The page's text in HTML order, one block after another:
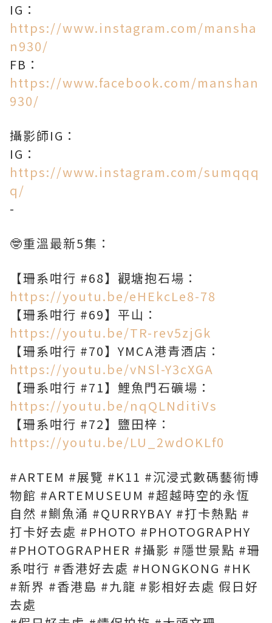
IG：
https://www.instagram.com/mansha
n930/
FB：
https://www.facebook.com/manshan
930/​
攝影師IG：
IG：
https://www.instagram.com/sumqqq
q/
-
🤓重溫最新5集：
【珊系咁行 #68】觀塘抱石場：
https://youtu.be/eHEkcLe8-78
【珊系咁行 #69】平山：
https://youtu.be/TR-rev5zjGk
【珊系咁行 #70】YMCA港青酒店：
https://youtu.be/vNSl-Y3cXGA
【珊系咁行 #71】鯉魚門石礦場：
https://youtu.be/nqQLNditiVs
【珊系咁行 #72】鹽田梓：
https://youtu.be/LU_2wdOKLf0
#ARTEM #展覽 #K11 #沉浸式數碼藝術博
物館 #ARTEMUSEUM #超越時空的永恆
自然 #鰂魚涌 #QURRYBAY #打卡熱點 #
打卡好去處 #PHOTO #PHOTOGRAPHY
#PHOTOGRAPHER #攝影 ​#隱世景點​​​​​​​​ #珊
系咁行​​​​​​​​ #香港好去處​​​​​​​​ ​​​​​​​​#HONGKONG​​​​​​​​ #HK​​​​​​​​
#新界​​​​​​​​ #香港島​​​​​​​​ #九龍​​​​​​​​ #影相好去處 假日好
去處